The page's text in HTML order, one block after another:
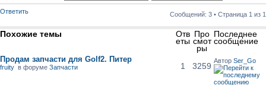
Ответить Сообщений: 3 • Страница 1 из 1
Похожие темы Отв
еты
Про
смот
ры
Последнее
сообщение
Продам запчасти для Golf2. Питер
fruity в форумеЗапчасти 1 3259
Автор Ser_Go